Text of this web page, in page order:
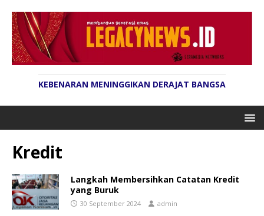
KEBENARAN MENINGGIKAN DERAJAT BANGSA
Kredit
Langkah Membersihkan Catatan Kredit
yang Buruk
30 September 2024 admin